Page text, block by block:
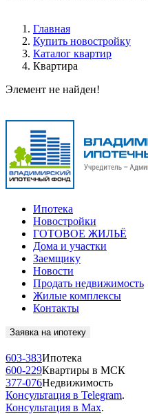
Главная
Купить новостройку
Каталог квартир
Квартира
Элемент не найден!
Ипотека
Новостройки
ГОТОВОЕ ЖИЛЬЁ
Дома и участки
Заемщику
Новости
Продать недвижимость
Жилые комплексы
Контакты
Заявка на ипотеку
603-383Ипотека
600-229Квартиры в МСК
377-076Недвижимость
Консультация в Telegram.
Консультация в Max.